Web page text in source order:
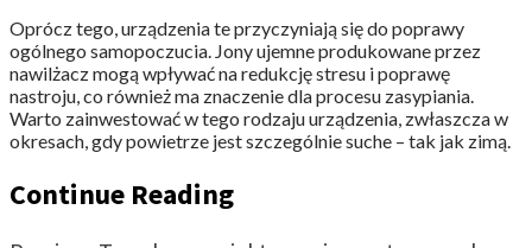
Oprócz tego, urządzenia te przyczyniają się do poprawy
ogólnego samopoczucia. Jony ujemne produkowane przez
nawilżacz mogą wpływać na redukcję stresu i poprawę
nastroju, co również ma znaczenie dla procesu zasypiania.
Warto zainwestować w tego rodzaju urządzenia, zwłaszcza w
okresach, gdy powietrze jest szczególnie suche – tak jak zimą.
Continue Reading